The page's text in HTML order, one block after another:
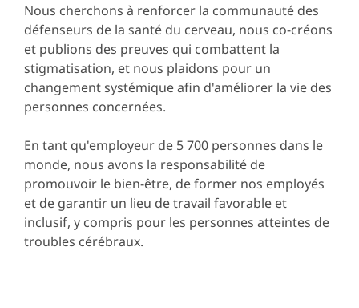
Nous cherchons à renforcer la communauté des
défenseurs de la santé du cerveau, nous co-créons
et publions des preuves qui combattent la
stigmatisation, et nous plaidons pour un
changement systémique afin d'améliorer la vie des
personnes concernées.
En tant qu'employeur de 5 700 personnes dans le
monde, nous avons la responsabilité de
promouvoir le bien-être, de former nos employés
et de garantir un lieu de travail favorable et
inclusif, y compris pour les personnes atteintes de
troubles cérébraux.